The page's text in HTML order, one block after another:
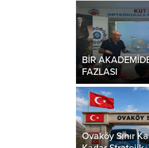
BİR
FAZLASI
Ovaköy Sınır